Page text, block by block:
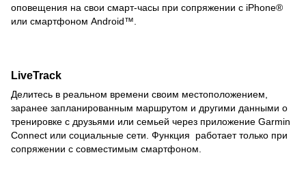
оповещения на свои смарт-часы при сопряжении с iPhone®
или смартфоном Android™.
LiveTrack
Делитесь в реальном времени своим местоположением,
заранее запланированным маршрутом и другими данными о
тренировке с друзьями или семьей через приложение Garmin
Connect или социальные сети. Функция работает только при
сопряжении с совместимым смартфоном.